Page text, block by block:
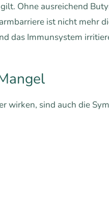
Ohne ausreichend
ist nicht mehr
das Immunsystem
wirken, sind auch die